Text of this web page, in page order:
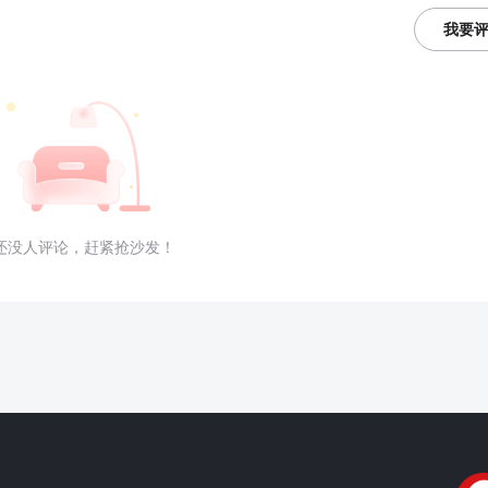
我要
没人评论，赶紧抢沙发！